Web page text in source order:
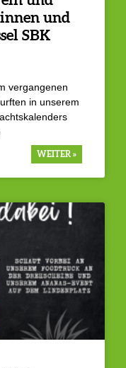
und
SBK
vergangenen
in unserem
WEITER »